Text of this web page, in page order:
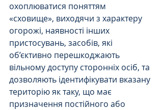
охоплюватися поняттям
«сховище», виходячи з характеру
огорожі, наявності інших
пристосувань, засобів, які
об’єктивно перешкоджають
вільному доступу сторонніх осіб, та
дозволяють ідентифікувати вказану
територію як таку, що має
призначення постійного або